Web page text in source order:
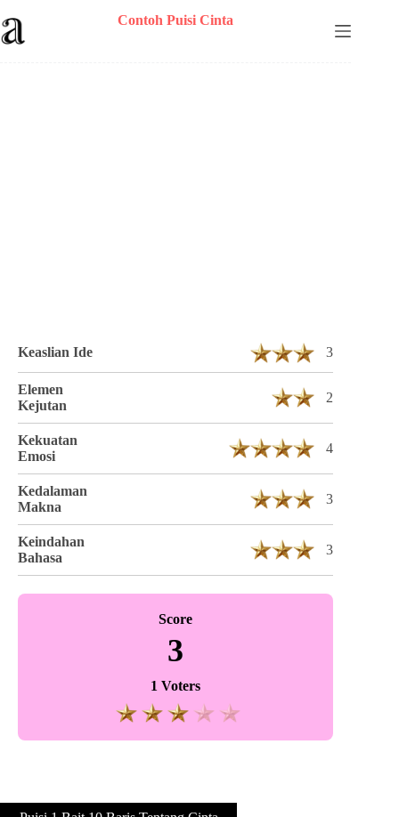
to
content
Contoh Puisi Cinta
Keaslian Ide 3
Elemen
Kejutan
2
Kekuatan
Emosi
4
Kedalaman
Makna
3
Keindahan
Bahasa
3
Score
3
1 Voters